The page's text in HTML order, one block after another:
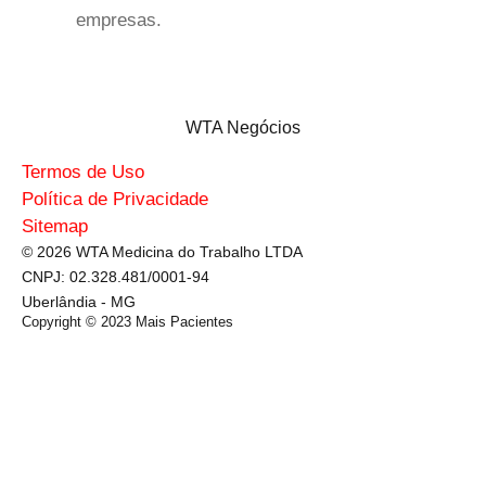
empresas.
WTA Negócios
Termos de Uso
Política de Privacidade
Sitemap
© 2026 WTA Medicina do Trabalho LTDA
CNPJ: 02.328.481/0001-94
Uberlândia - MG
Copyright © 2023 Mais Pacientes